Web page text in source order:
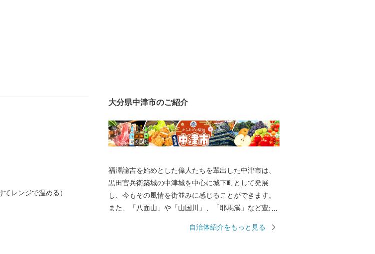
レンジで温める）
大分県中津市のご紹介
福澤諭吉を始めとした偉人たちを輩出した中津市は、
黒田官兵衛築城の中津城を中心に城下町として発展
し、今もその風情を街並みに感じることができます。
また、「八面山」や「山国川」、「耶馬溪」など豊か
ードなど、大自然を利用したアクティビティも楽しめ
自治体紹介をもっと見る